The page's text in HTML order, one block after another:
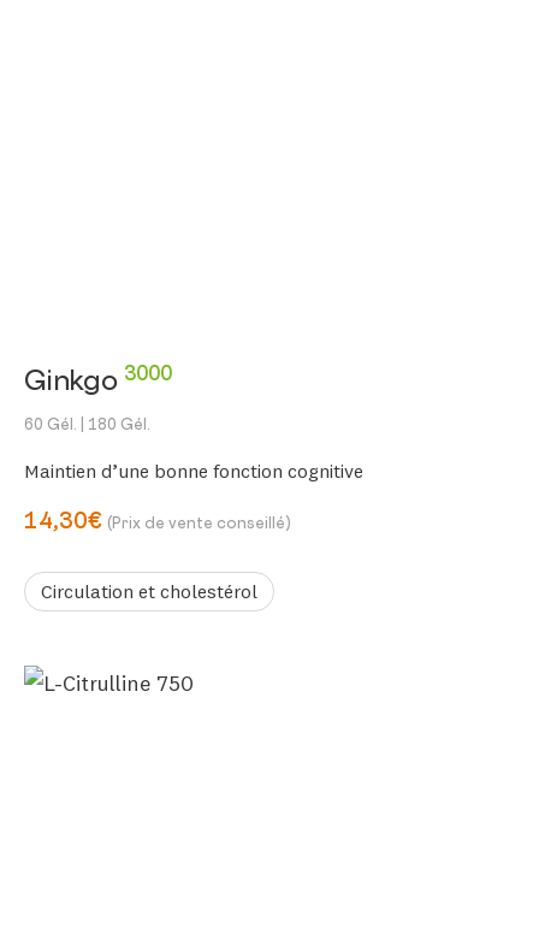
Ginkgo 3000
60 Gél. | 180 Gél.
Maintien d’une bonne fonction cognitive
14,30€ (Prix de vente conseillé)
Circulation et cholestérol